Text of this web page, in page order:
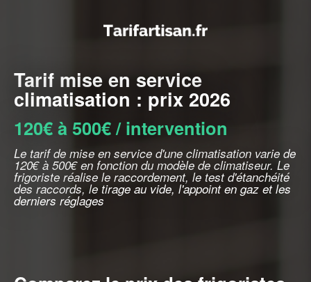
Tarif mise en service
climatisation : prix 2026
120€ à 500€ / intervention
Le tarif de mise en service d'une climatisation varie de
120€ à 500€ en fonction du modèle de climatiseur. Le
frigoriste réalise le raccordement, le test d'étanchéité
des raccords, le tirage au vide, l'appoint en gaz et les
derniers réglages